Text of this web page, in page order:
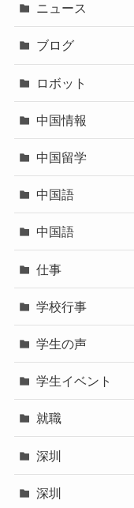
ニュース
ブログ
ロボット
中国情報
中国留学
中国語
中国語
仕事
学校行事
学生の声
学生イベント
就職
深圳
深圳